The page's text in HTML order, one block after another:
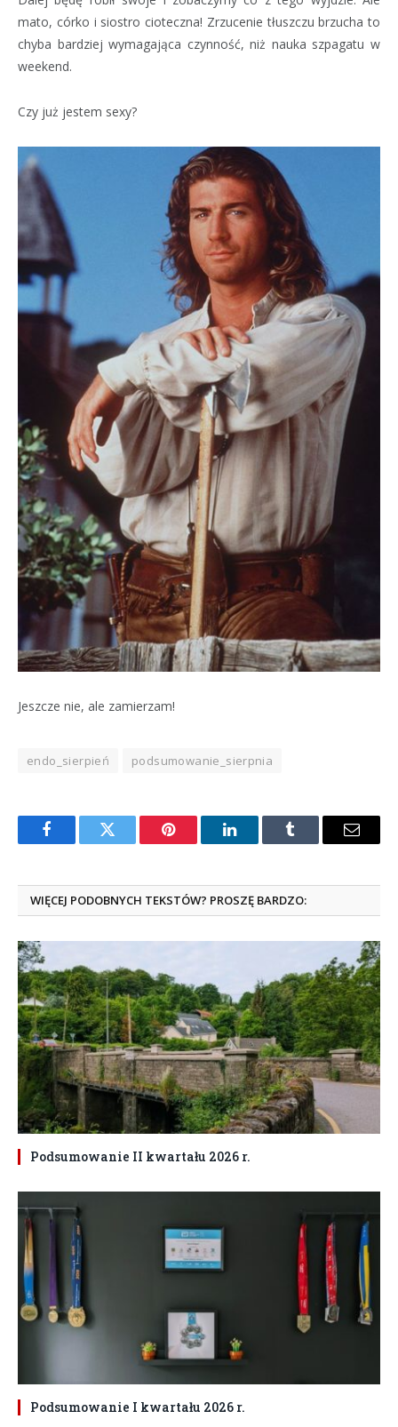
mato, córko i siostro cioteczna! Zrzucenie tłuszczu brzucha to
chyba bardziej wymagająca czynność, niż nauka szpagatu w
weekend.
Czy już jestem sexy?
Jeszcze nie, ale zamierzam!
endo_sierpień podsumowanie_sierpnia
FacebookTwitter Pinterest LinkedInTumblr Email
WIĘCEJ PODOBNYCH TEKSTÓW? PROSZĘ BARDZO:
Podsumowanie II kwartału 2026 r.
Podsumowanie I kwartału 2026 r.